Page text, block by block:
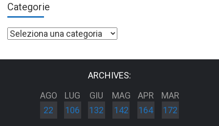
Categorie
Categorie
ARCHIVES:
AGO
22
LUG
106
GIU
132
MAG
142
APR
164
MAR
172